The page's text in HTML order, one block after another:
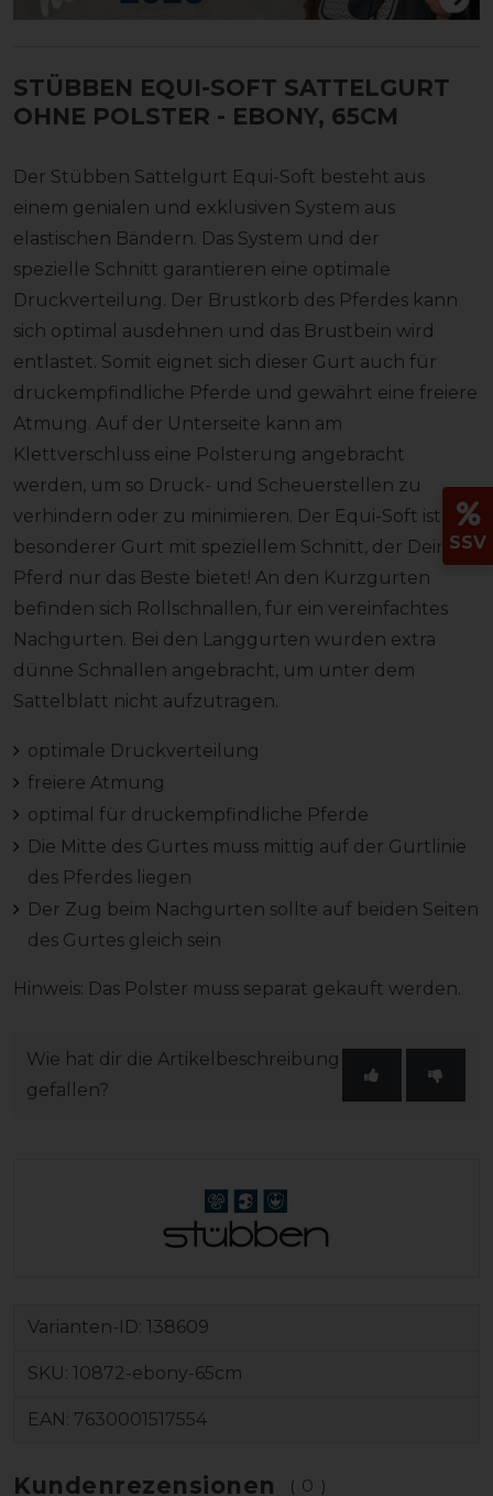
STÜBBEN EQUI-SOFT SATTELGURT
OHNE POLSTER - EBONY, 65CM
Der Stübben Sattelgurt Equi-Soft besteht aus
einem genialen und exklusiven System aus
elastischen Bändern. Das System und der
spezielle Schnitt garantieren eine optimale
Druckverteilung. Der Brustkorb des Pferdes kann
sich optimal ausdehnen und das Brustbein wird
entlastet. Somit eignet sich dieser Gurt auch für
druckempfindliche Pferde und gewährt eine freiere
Atmung. Auf der Unterseite kann am
Klettverschluss eine Polsterung angebracht
werden, um so Druck- und Scheuerstellen zu
verhindern oder zu minimieren. Der Equi-Soft ist ein
besonderer Gurt mit speziellem Schnitt, der Deinem
Pferd nur das Beste bietet! An den Kurzgurten
befinden sich Rollschnallen, für ein vereinfachtes
Nachgurten. Bei den Langgurten wurden extra
dünne Schnallen angebracht, um unter dem
Sattelblatt nicht aufzutragen.
optimale Druckverteilung
freiere Atmung
optimal für druckempfindliche Pferde
Die Mitte des Gurtes muss mittig auf der Gurtlinie
des Pferdes liegen
Der Zug beim Nachgurten sollte auf beiden Seiten
des Gurtes gleich sein
Hinweis: Das Polster muss separat gekauft werden.
Wie hat dir die Artikelbeschreibung
gefallen?
Varianten-ID: 138609
SKU: 10872-ebony-65cm
EAN: 7630001517554
Kundenrezensionen (0)
SSV